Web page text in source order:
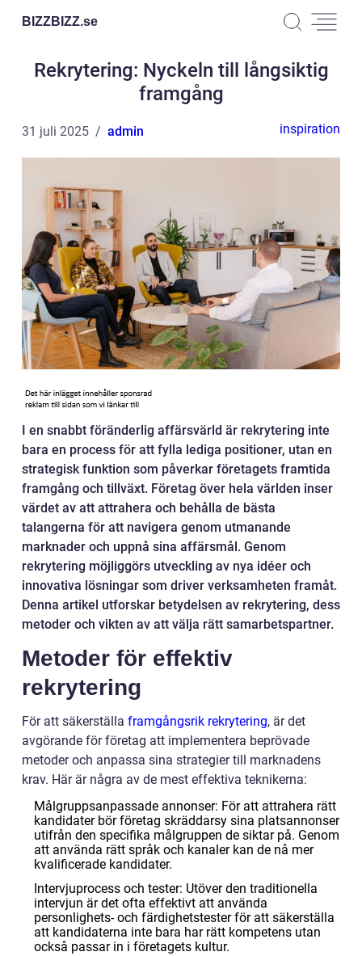
BIZZBIZZ.se
Rekrytering: Nyckeln till långsiktig
framgång
31 juli 2025 admin inspiration
I en snabbt föränderlig affärsvärld är rekrytering inte
bara en process för att fylla lediga positioner, utan en
strategisk funktion som påverkar företagets framtida
framgång och tillväxt. Företag över hela världen inser
värdet av att attrahera och behålla de bästa
talangerna för att navigera genom utmanande
marknader och uppnå sina affärsmål. Genom
rekrytering möjliggörs utveckling av nya idéer och
innovativa lösningar som driver verksamheten framåt.
Denna artikel utforskar betydelsen av rekrytering, dess
metoder och vikten av att välja rätt samarbetspartner.
Metoder för effektiv
rekrytering
För att säkerställa framgångsrik rekrytering, är det
avgörande för företag att implementera beprövade
metoder och anpassa sina strategier till marknadens
krav. Här är några av de mest effektiva teknikerna:
Målgruppsanpassade annonser: För att attrahera rätt
kandidater bör företag skräddarsy sina platsannonser
utifrån den specifika målgruppen de siktar på. Genom
att använda rätt språk och kanaler kan de nå mer
kvalificerade kandidater.
Intervjuprocess och tester: Utöver den traditionella
intervjun är det ofta effektivt att använda
personlighets- och färdighetstester för att säkerställa
att kandidaterna inte bara har rätt kompetens utan
också passar in i företagets kultur.